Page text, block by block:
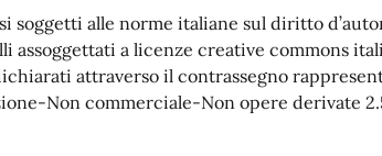
alle norme italiane sul diritto
assoggettati a licenze creative commons
attraverso il contrassegno
Non commerciale-Non opere derivate